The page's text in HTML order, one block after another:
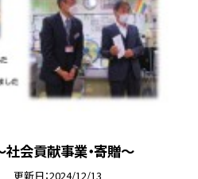
社会貢献事業・寄贈～
更新日 2024/12/13